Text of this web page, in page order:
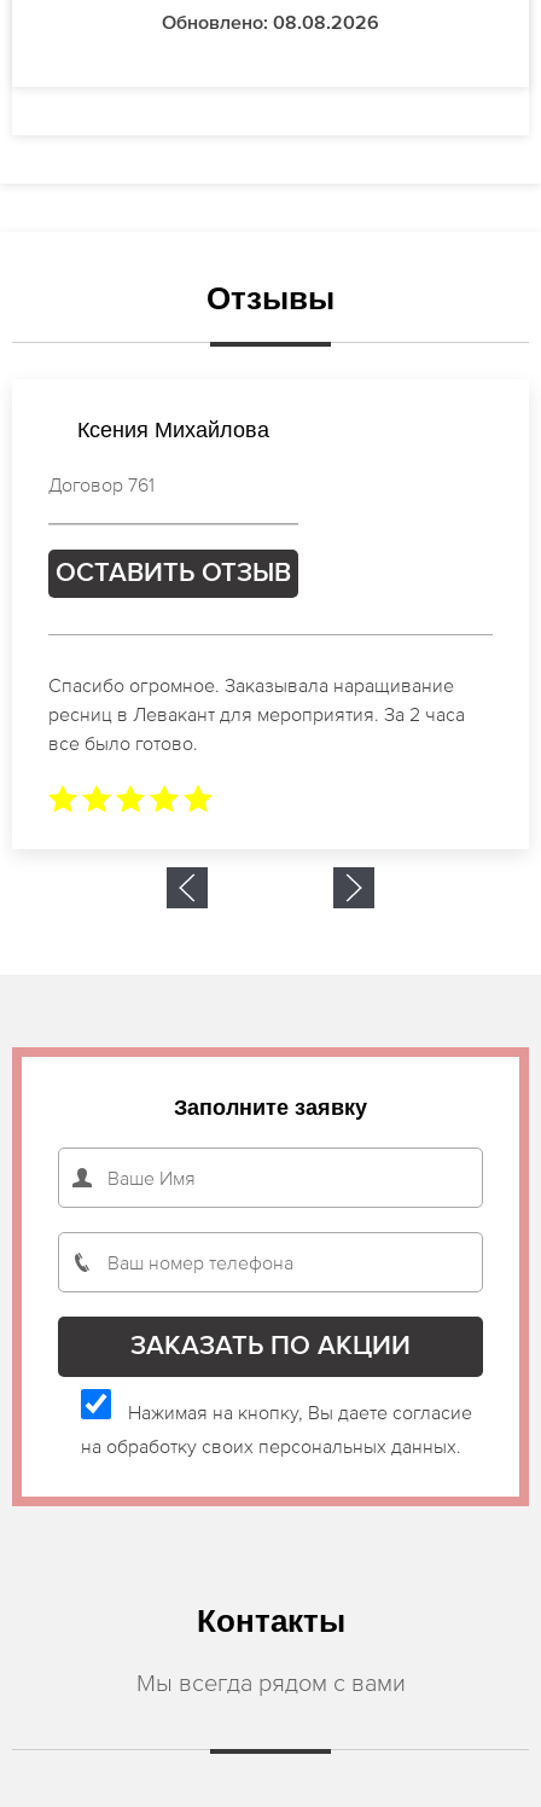
Обновлено: 08.08.2026
Отзывы
Валентина Кузнецова
Договор 284
ОСТАВИТЬ ОТЗЫВ
Идеальные мастера своего дела по наращиванию
ресниц в Левакант. Великолепный результат.
Буду обращаться еще.
Заполните заявку
Нажимая на кнопку, Вы даете согласие
на обработку своих персональных данных.
Контакты
Мы всегда рядом с вами